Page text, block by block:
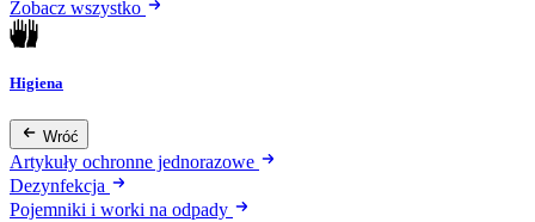
Zobacz wszystko
Higiena
Wróć
Artykuły ochronne jednorazowe
Dezynfekcja
Pojemniki i worki na odpady